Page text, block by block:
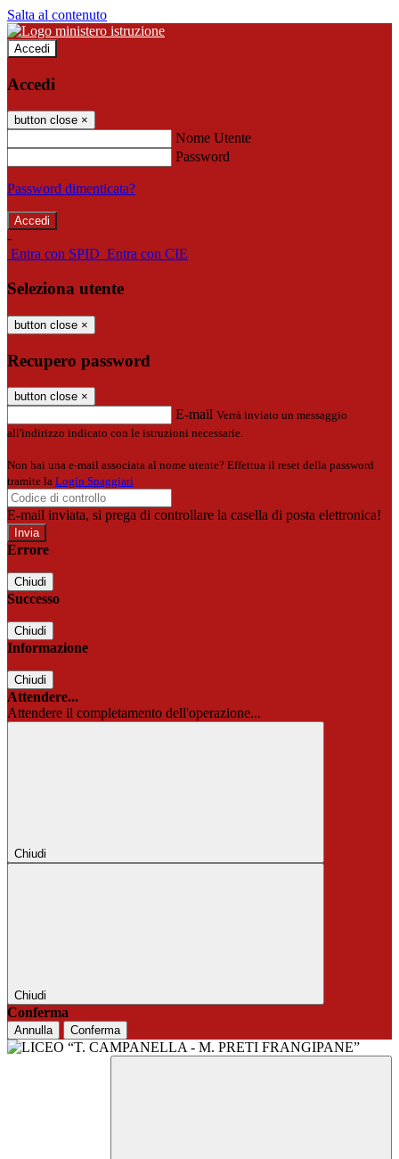
Salta al contenuto
Accedi
Accedi
button close ×
Nome Utente
Password
Password dimenticata?
-
Entra con SPID Entra con CIE
Seleziona utente
button close ×
Recupero password
button close ×
E-mail Verrà inviato un messaggio
all'indirizzo indicato con le istruzioni necessarie.
Non hai una e-mail associata al nome utente? Effettua il reset della password
tramite la Login Spaggiari
E-mail inviata, si prega di controllare la casella di posta elettronica!
Errore
Chiudi
Successo
Chiudi
Informazione
Chiudi
Attendere...
Attendere il completamento dell'operazione...
Chiudi
Chiudi
Conferma
Annulla Conferma